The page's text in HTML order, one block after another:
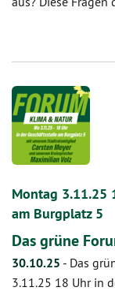
Montag 3.11.25
am Burgplatz 5
Das grüne
30.10.25 - Das
3.11.25 18 Uhr in